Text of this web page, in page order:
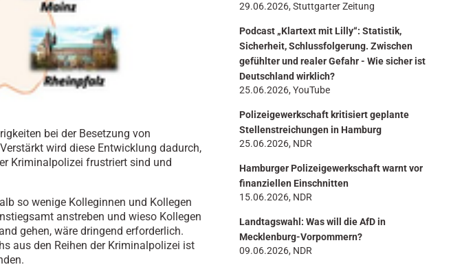
bei der Besetzung von
wird diese Entwicklung dadurch,
Kriminalpolizei frustriert sind und
so wenige Kolleginnen und Kollegen
anstreben und wieso Kollegen
gehen, wäre dringend erforderlich.
aus den Reihen der Kriminalpolizei ist
29.06.2026, Stuttgarter Zeitung
Podcast „Klartext mit Lilly“: Statistik,
Sicherheit, Schlussfolgerung. Zwischen
gefühlter und realer Gefahr - Wie sicher ist
Deutschland wirklich?
25.06.2026, YouTube
Polizeigewerkschaft kritisiert geplante
Stellenstreichungen in Hamburg
25.06.2026, NDR
Hamburger Polizeigewerkschaft warnt vor
finanziellen Einschnitten
15.06.2026, NDR
Landtagswahl: Was will die AfD in
Mecklenburg-Vorpommern?
09.06.2026, NDR